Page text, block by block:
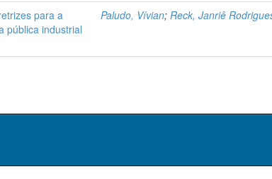
para a
pública industrial
Paludo, Vívian;Reck, Janriê